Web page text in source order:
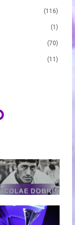
(116)
(1)
(70)
(11)